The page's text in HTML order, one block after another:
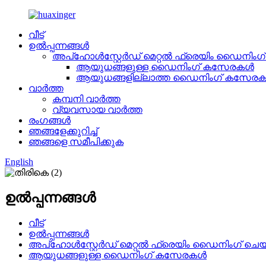
വീട്
ഉൽപ്പന്നങ്ങൾ
അപ്ഹോൾസ്റ്റേർഡ് മെറ്റൽ ഫ്രെയിം
ആയുധങ്ങളുള്ള ഡൈനിംഗ് കസേരകൾ
ആയുധങ്ങളില്ലാത്ത ഡൈനിംഗ്
വാർത്ത
കമ്പനി വാർത്ത
വ്യവസായ വാർത്ത
രംഗങ്ങൾ
ഞങ്ങളേക്കുറിച്ച്
ഞങ്ങളെ സമീപിക്കുക
English
ഉൽപ്പന്നങ്ങൾ
വീട്
ഉൽപ്പന്നങ്ങൾ
അപ്ഹോൾസ്റ്റേർഡ് മെറ്റൽ ഫ്രെയിം ഡൈനിംഗ്
ആയുധങ്ങളുള്ള ഡൈനിംഗ് കസേരകൾ